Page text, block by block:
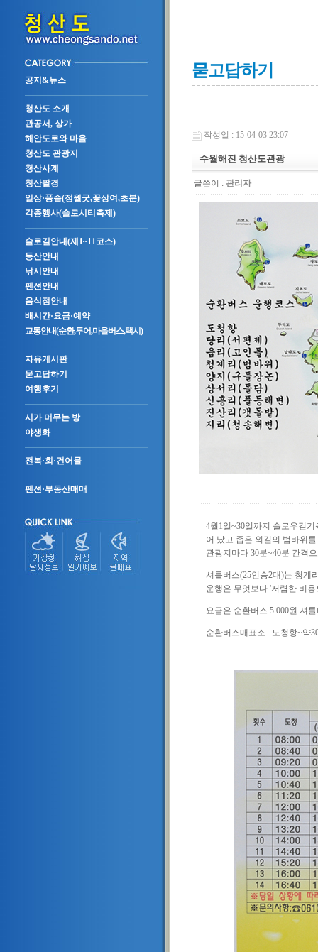
공지&뉴스
청산도 소개
관공서, 상가
해안도로와 마을
청산도 관광지
청산사계
청산팔경
일상·풍습(정월굿,꽃상여,초분)
각종행사(슬로시티축제)
슬로길안내(제1~11코스)
등산안내
낚시안내
펜션안내
음식점안내
배시간·요금·예약
교통안내(순환,투어,마을버스,택시)
자유게시판
묻고답하기
여행후기
시가 머무는 방
야생화
전복·회·건어물
펜션·부동산매매
묻고답하기
작성일 : 15-04-03 23:07
수월해진 청산도관광
글쓴이 : 관리자
4월1일~30일까지 슬로우걷
어 났고 좁은 외길의 범바위
관광지마다 30분~40분 간격
셔틀버스(25인승2대)는 청계
운행은 무엇보다 '저렴한 비
요금은 순환버스 5.000원 셔
순환버스매표소 도청항~약